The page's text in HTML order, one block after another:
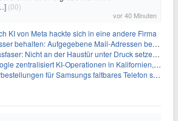
(00)
vor 40 Minuten
KI von Meta hackte sich in eine andere Firma
behalten: Aufgegebene Mail-Adressen bergen Gefahren
Nicht an der Haustür unter Druck setzen lassen
zentralisiert KI-Operationen in Kalifornien, um Rivale Anthropic und OpenAI zu überholen
für Samsungs faltbares Telefon steigen um 30 % in einem wettbewerbsintensiven Markt